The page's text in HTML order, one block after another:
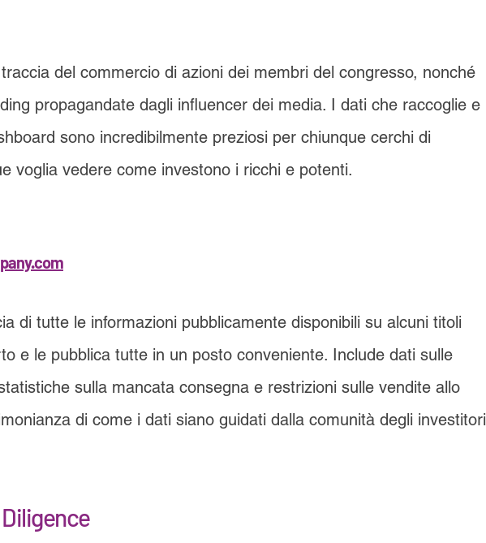
del commercio di azioni dei membri del congresso, nonché
propagandate dagli influencer dei media. I dati che raccoglie e
sono incredibilmente preziosi per chiunque cerchi di
voglia vedere come investono i ricchi e potenti.
di tutte le informazioni pubblicamente disponibili su alcuni titoli
e le pubblica tutte in un posto conveniente. Include dati sulle
sulla mancata consegna e restrizioni sulle vendite allo
di come i dati siano guidati dalla comunità degli investitori